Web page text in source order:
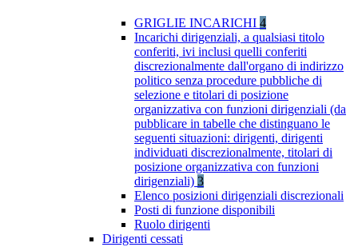
GRIGLIE INCARICHI 4
Incarichi dirigenziali, a qualsiasi titolo
conferiti, ivi inclusi quelli conferiti
discrezionalmente dall'organo di indirizzo
politico senza procedure pubbliche di
selezione e titolari di posizione
organizzativa con funzioni dirigenziali (da
pubblicare in tabelle che distinguano le
seguenti situazioni: dirigenti, dirigenti
individuati discrezionalmente, titolari di
posizione organizzativa con funzioni
dirigenziali) 3
Elenco posizioni dirigenziali discrezionali
Posti di funzione disponibili
Ruolo dirigenti
Dirigenti cessati